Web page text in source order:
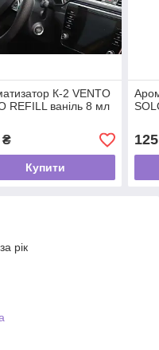
К-2 VENTO
REFILL ваніль 8 мл
Купити
125
рік